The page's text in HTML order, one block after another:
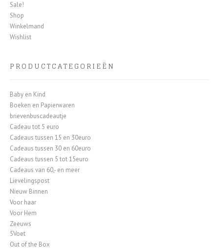
Sale!
Shop
Winkelmand
Wishlist
PRODUCTCATEGORIEËN
Baby en Kind
Boeken en Papierwaren
brievenbuscadeautje
Cadeau tot 5 euro
Cadeaus tussen 15 en 30euro
Cadeaus tussen 30 en 60euro
Cadeaus tussen 5 tot 15euro
Cadeaus van 60,- en meer
Lievelingspost
Nieuw Binnen
Voor haar
Voor Hem
Zeeuws
5Voet
Out of the Box